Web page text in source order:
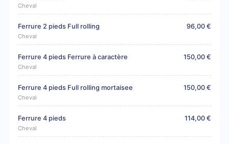
Cheval
Ferrure 2 pieds Full rolling
Cheval
96,00 €
Ferrure 4 pieds Ferrure à caractère
Cheval
150,00 €
Ferrure 4 pieds Full rolling mortaisee
Cheval
150,00 €
Ferrure 4 pieds
Cheval
114,00 €